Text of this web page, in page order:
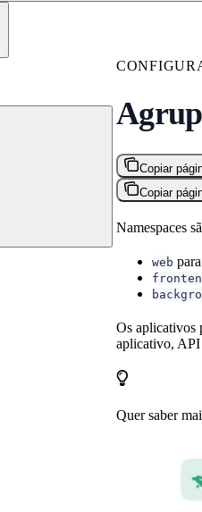
Copiar
Copiar
Namespaces
web
Os aplicativos
aplicativo, API
Quer saber